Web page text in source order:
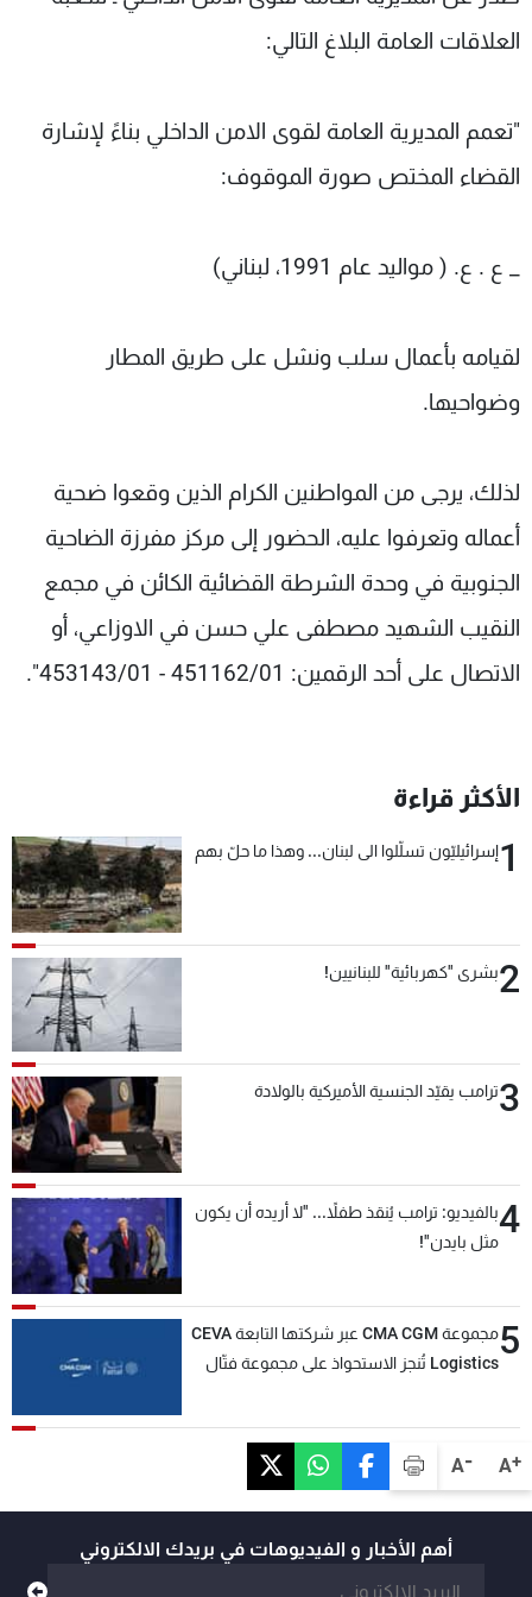
A+
A-
العلاقات العامة البلاغ التالي:
"تعمم المديرية العامة لقوى الامن الداخلي بناءً لإشارة
القضاء المختص صورة الموقوف:
_ ع . ع. ( مواليد عام 1991، لبناني)
لقيامه بأعمال سلب ونشل على طريق المطار
وضواحيها.
لذلك، يرجى من المواطنين الكرام الذين وقعوا ضحية
أعماله وتعرفوا عليه، الحضور إلى مركز مفرزة الضاحية
الجنوبية في وحدة الشرطة القضائية الكائن في مجمع
النقيب الشهيد مصطفى علي حسن في الاوزاعي، أو
الاتصال على أحد الرقمين: 451162/01 - 453143/01".
الأكثر قراءة
1إسرائيليّون تسلّلوا الى لبنان... وهذا ما حلّ بهم
2بشرى "كهربائية" للبنانيين!
3ترامب يقيّد الجنسية الأميركية بالولادة
4بالفيديو: ترامب يُنقذ طفلاً... "لا أريده أن يكون
مثل بايدن"!
5
مجموعة CMA CGM عبر شركتها التابعة CEVA
Logistics تُنجز الاستحواذ على مجموعة فتّال
أهم الأخبار و الفيديوهات في بريدك الالكتروني
شاهد البرامج
عن MTV
لاعلاناتكم
وظائف
شروط الإسـتخدام